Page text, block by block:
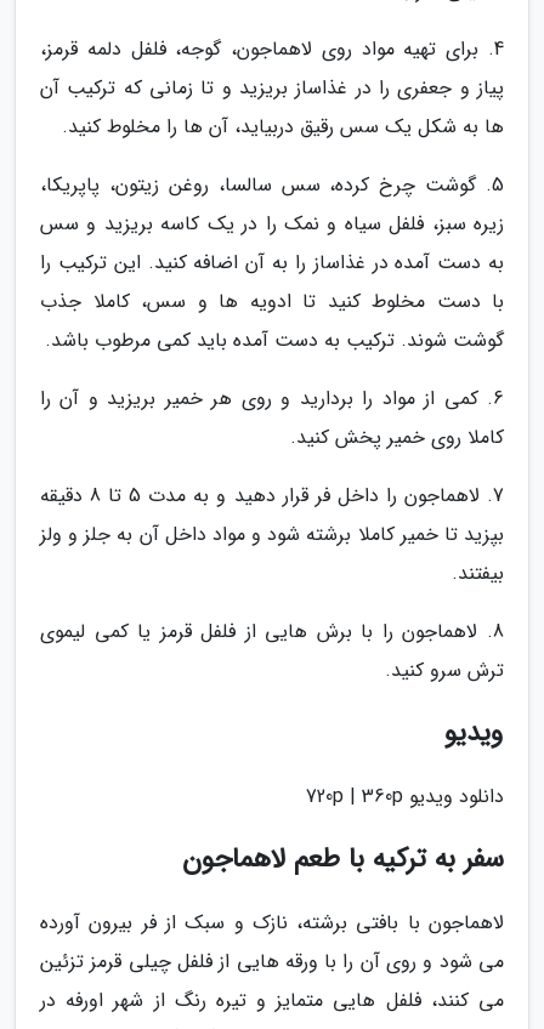
4. برای تهیه مواد روی لاهماجون، گوجه، فلفل دلمه قرمز،
پیاز و جعفری را در غذاساز بریزید و تا زمانی که ترکیب آن
ها به شکل یک سس رقیق دربیاید، آن ها را مخلوط کنید.
5. گوشت چرخ کرده، سس سالسا، روغن زیتون، پاپریکا،
زیره سبز، فلفل سیاه و نمک را در یک کاسه بریزید و سس
به دست آمده در غذاساز را به آن اضافه کنید. این ترکیب را
با دست مخلوط کنید تا ادویه ها و سس، کاملا جذب
گوشت شوند. ترکیب به دست آمده باید کمی مرطوب باشد.
6. کمی از مواد را بردارید و روی هر خمیر بریزید و آن را
کاملا روی خمیر پخش کنید.
7. لاهماجون را داخل فر قرار دهید و به مدت 5 تا 8 دقیقه
بپزید تا خمیر کاملا برشته شود و مواد داخل آن به جلز و ولز
بیفتند.
8. لاهماجون را با برش هایی از فلفل قرمز یا کمی لیموی
ترش سرو کنید.
ویدیو
دانلود ویدیو 720p | 360p
سفر به ترکیه با طعم لاهماجون
لاهماجون با بافتی برشته، نازک و سبک از فر بیرون آورده
می شود و روی آن را با ورقه هایی از فلفل چیلی قرمز تزئین
می کنند، فلفل هایی متمایز و تیره رنگ از شهر اورفه در